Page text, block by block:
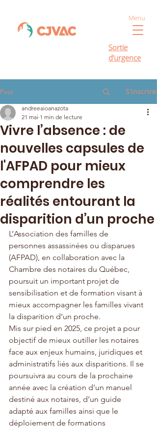
Sortie
d’urgence
Menu
Post S'inscrire
Vivre l’absence : de
nouvelles capsules de
l'AFPAD pour mieux
comprendre les
réalités entourant la
disparition d’un proche
andreeaioanazota
21 mai 1 min de lecture
L’Association des familles de
personnes assassinées ou disparues
(AFPAD), en collaboration avec la
Chambre des notaires du Québec,
poursuit un important projet de
sensibilisation et de formation visant à
mieux accompagner les familles vivant
la disparition d’un proche.
Mis sur pied en 2025, ce projet a pour
objectif de mieux outiller les notaires
face aux enjeux humains, juridiques et
administratifs liés aux disparitions. Il se
poursuivra au cours de la prochaine
année avec la création d’un manuel
destiné aux notaires, d’un guide
adapté aux familles ainsi que le
déploiement de formations